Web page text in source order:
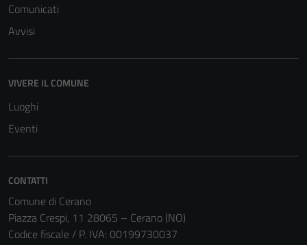
Comunicati
Avvisi
VIVERE IL COMUNE
Luoghi
Eventi
CONTATTI
Comune di Cerano
Piazza Crespi, 11 28065 – Cerano (NO)
Codice fiscale / P. IVA: 00199730037
sono necessari
disabilitati.
personali.